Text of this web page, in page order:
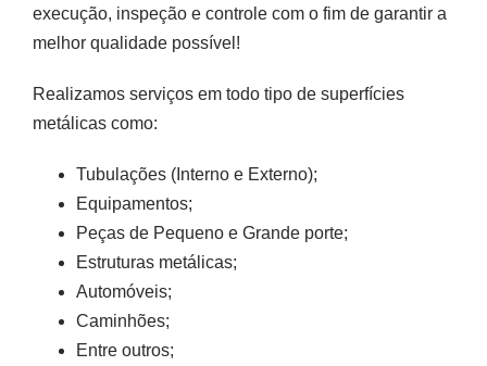
execução, inspeção e controle com o fim de garantir a
melhor qualidade possível!
Realizamos serviços em todo tipo de superfícies
metálicas como:
Tubulações (Interno e Externo);
Equipamentos;
Peças de Pequeno e Grande porte;
Estruturas metálicas;
Automóveis;
Caminhões;
Entre outros;